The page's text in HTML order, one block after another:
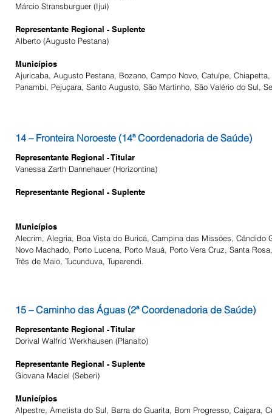
Márcio Stransburguer (Ijuí)
Representante Regional - Suplente
Alberto (Augusto Pestana)
Municípios
Ajuricaba, Augusto Pestana, Bozano, Campo Novo, Catuípe,
Panambi, Pejuçara, Santo Augusto, São Martinho, São Valério do Sul,
14 – Fronteira Noroeste (14ª Coordenadoria de Saúde)
Representante Regional - Titular
Vanessa Zarth Dannehauer (Horizontina)
Representante Regional - Suplente
Municípios
Alecrim, Alegria, Boa Vista do Buricá, Campina das Missões, Cândido
Novo Machado, Porto Lucena, Porto Mauá, Porto Vera Cruz, Santa
Três de Maio, Tucunduva, Tuparendi.
15 – Caminho das Águas (2ª Coordenadoria de Saúde)
Representante Regional - Titular
Dorival Walfrid Werkhausen (Planalto)
Representante Regional - Suplente
Giovana Maciel (Seberi)
Municípios
Alpestre, Ametista do Sul, Barra do Guarita, Bom Progresso, Caiçara,